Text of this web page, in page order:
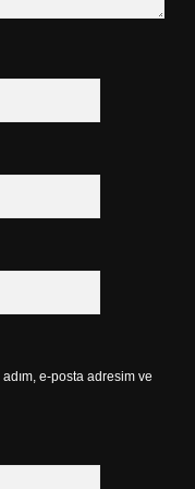
e-posta adresim ve